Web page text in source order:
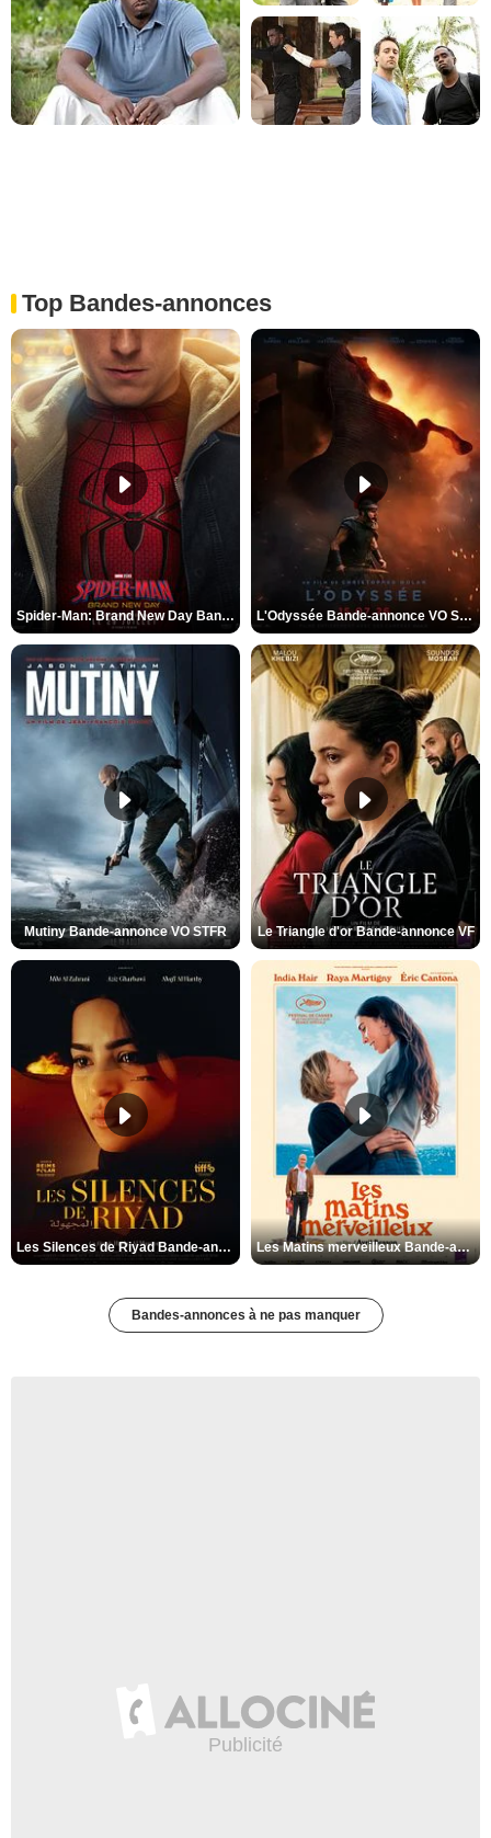
Top Bandes-annonces
Spider-Man: Brand New Day Bande-annonce VO STFR L'Odyssée Bande-annonce VO STFR
Mutiny Bande-annonce VO STFR Le Triangle d'or Bande-annonce VF
Les Silences de Riyad Bande-annonce VO STFR Les Matins merveilleux Bande-annonce VF
Bandes-annonces à ne pas manquer